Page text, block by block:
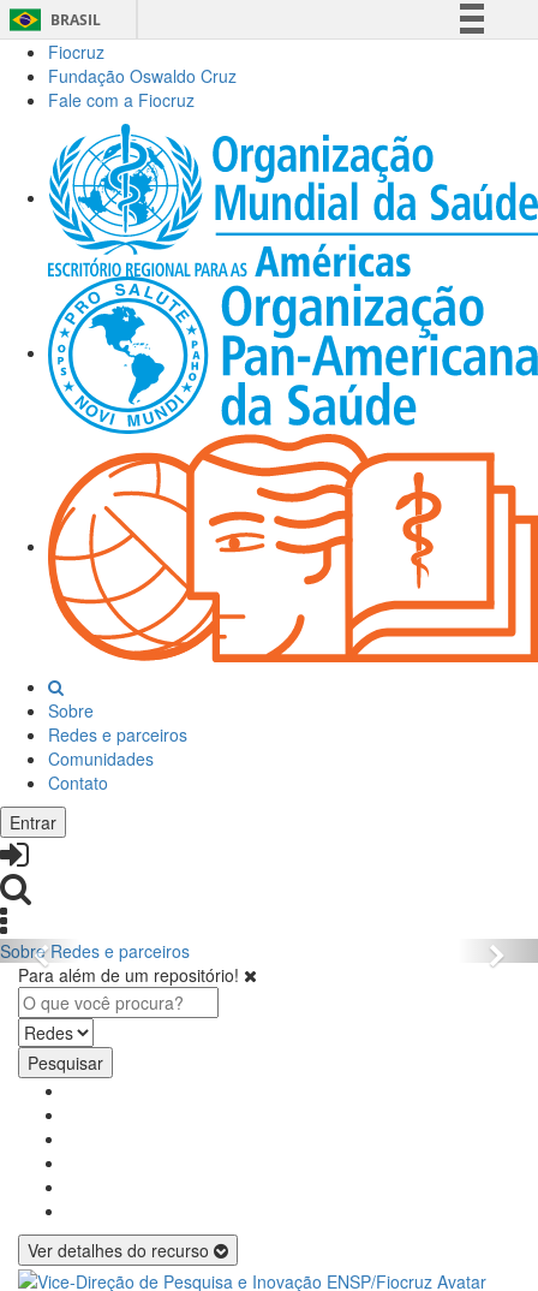
BRASIL
Acesso à informação
Legislação
Canais
Fiocruz
Fundação Oswaldo Cruz
Fale com a Fiocruz
Sobre
Redes e parceiros
Comunidades
Contato
Entrar
Sobre Redes e parceiros
Para além de um repositório!
Pesquisar
Ver detalhes do recurso